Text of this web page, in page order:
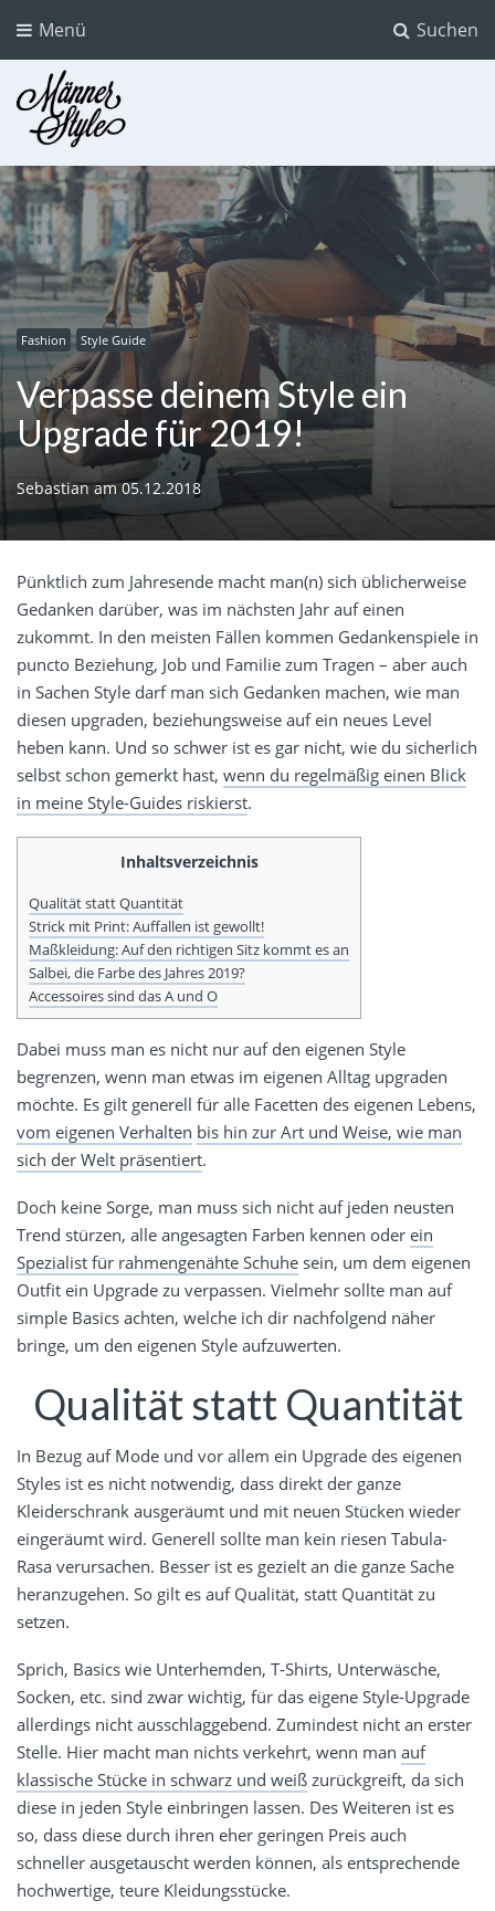
Suchen
Menü
Männer Style
Der Mode Blog für Männer
Fashion Style Guide
Verpasse deinem Style ein
Upgrade für 2019!
Sebastianam 05.12.2018
Pünktlich zum Jahresende macht man(n) sich üblicherweise
Gedanken darüber, was im nächsten Jahr auf einen
zukommt. In den meisten Fällen kommen Gedankenspiele in
puncto Beziehung, Job und Familie zum Tragen – aber auch
in Sachen Style darf man sich Gedanken machen, wie man
diesen upgraden, beziehungsweise auf ein neues Level
heben kann. Und so schwer ist es gar nicht, wie du sicherlich
selbst schon gemerkt hast, wenn du regelmäßig einen Blick
in meine Style-Guides riskierst.
Inhaltsverzeichnis
Qualität statt Quantität
Strick mit Print: Auffallen ist gewollt!
Maßkleidung: Auf den richtigen Sitz kommt es an
Salbei, die Farbe des Jahres 2019?
Accessoires sind das A und O
Dabei muss man es nicht nur auf den eigenen Style
begrenzen, wenn man etwas im eigenen Alltag upgraden
möchte. Es gilt generell für alle Facetten des eigenen Lebens,
vom eigenen Verhalten bis hin zur Art und Weise, wie man
sich der Welt präsentiert.
Doch keine Sorge, man muss sich nicht auf jeden neusten
Trend stürzen, alle angesagten Farben kennen oder ein
Spezialist für rahmengenähte Schuhe sein, um dem eigenen
Outfit ein Upgrade zu verpassen. Vielmehr sollte man auf
simple Basics achten, welche ich dir nachfolgend näher
bringe, um den eigenen Style aufzuwerten.
Qualität statt Quantität
In Bezug auf Mode und vor allem ein Upgrade des eigenen
Styles ist es nicht notwendig, dass direkt der ganze
Kleiderschrank ausgeräumt und mit neuen Stücken wieder
eingeräumt wird. Generell sollte man kein riesen Tabula-
Rasa verursachen. Besser ist es gezielt an die ganze Sache
heranzugehen. So gilt es auf Qualität, statt Quantität zu
setzen.
Sprich, Basics wie Unterhemden, T-Shirts, Unterwäsche,
Socken, etc. sind zwar wichtig, für das eigene Style-Upgrade
allerdings nicht ausschlaggebend. Zumindest nicht an erster
Stelle. Hier macht man nichts verkehrt, wenn man auf
klassische Stücke in schwarz und weiß zurückgreift, da sich
diese in jeden Style einbringen lassen. Des Weiteren ist es
so, dass diese durch ihren eher geringen Preis auch
schneller ausgetauscht werden können, als entsprechende
hochwertige, teure Kleidungsstücke.